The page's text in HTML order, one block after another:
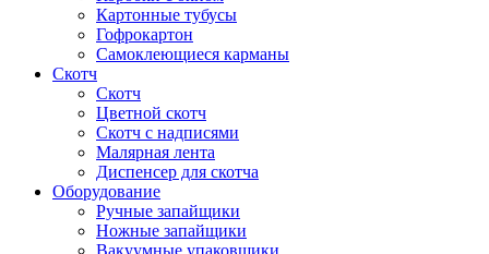
Картонные тубусы
Гофрокартон
Самоклеющиеся карманы
Скотч
Скотч
Цветной скотч
Скотч с надписями
Малярная лента
Диспенсер для скотча
Оборудование
Ручные запайщики
Ножные запайщики
Вакуумные упаковщики